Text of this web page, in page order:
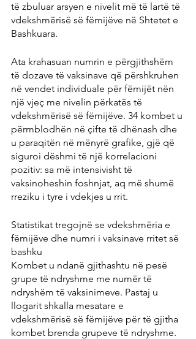
të zbuluar arsyen e nivelit më të lartë të
vdekshmërisë së fëmijëve në Shtetet e
Bashkuara.
Ata krahasuan numrin e përgjithshëm
të dozave të vaksinave që përshkruhen
në vendet individuale për fëmijët nën
një vjeç me nivelin përkatës të
vdekshmërisë së fëmijëve. 34 kombet u
përmblodhën në çifte të dhënash dhe
u paraqitën në mënyrë grafike, gjë që
siguroi dëshmi të një korrelacioni
pozitiv: sa më intensivisht të
vaksinoheshin foshnjat, aq më shumë
rreziku i tyre i vdekjes u rrit.
Statistikat tregojnë se vdekshmëria e
fëmijëve dhe numri i vaksinave rritet së
bashku
Kombet u ndanë gjithashtu në pesë
grupe të ndryshme me numër të
ndryshëm të vaksinimeve. Pastaj u
llogarit shkalla mesatare e
vdekshmërisë së fëmijëve për të gjitha
kombet brenda grupeve të ndryshme.